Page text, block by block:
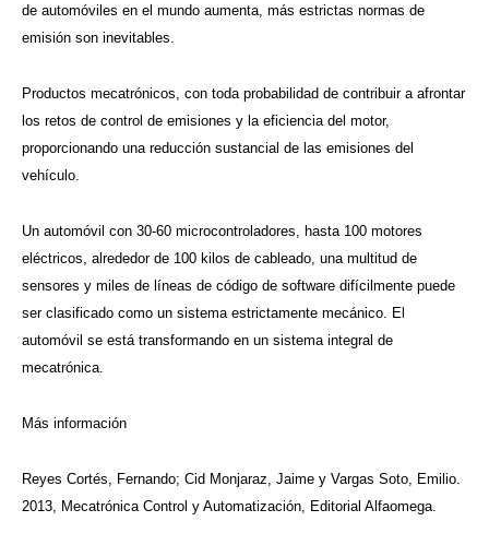
de automóviles en el mundo aumenta, más estrictas normas de
emisión son inevitables.
Productos mecatrónicos, con toda probabilidad de contribuir a afrontar
los retos de control de emisiones y la eficiencia del motor,
proporcionando una reducción sustancial de las emisiones del
vehículo.
Un automóvil con 30-60 microcontroladores, hasta 100 motores
eléctricos, alrededor de 100 kilos de cableado, una multitud de
sensores y miles de líneas de código de software difícilmente puede
ser clasificado como un sistema estrictamente mecánico. El
automóvil se está transformando en un sistema integral de
mecatrónica.
Más información
Reyes Cortés, Fernando; Cid Monjaraz, Jaime y Vargas Soto, Emilio.
2013, Mecatrónica Control y Automatización, Editorial Alfaomega.